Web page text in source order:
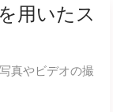
用いたス
真やビデオの撮